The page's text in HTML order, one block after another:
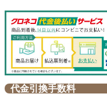
代金引換手数料